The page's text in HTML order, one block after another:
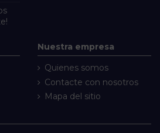
Nuestra empresa
Quienes somos
Contacte con nosotros
Mapa del sitio